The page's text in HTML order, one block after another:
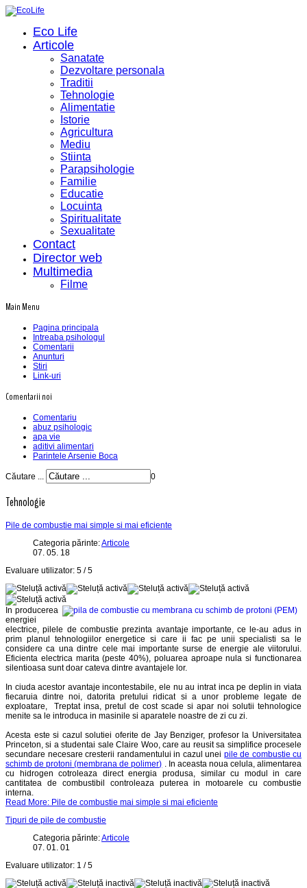
Eco Life
Articole
Sanatate
Dezvoltare personala
Traditii
Tehnologie
Alimentatie
Istorie
Agricultura
Mediu
Stiinta
Parapsihologie
Familie
Educatie
Locuinta
Spiritualitate
Sexualitate
Contact
Director web
Multimedia
Filme
Main Menu
Pagina principala
Intreaba psihologul
Comentarii
Anunturi
Stiri
Link-uri
Comentarii noi
Comentariu
abuz psihologic
apa vie
aditivi alimentari
Parintele Arsenie Boca
Căutare ... 0
Tehnologie
Pile de combustie mai simple si mai eficiente
Categoria părinte:Articole
07. 05. 18
Evaluare utilizator: 5 /5
In producerea
energiei
electrice, pilele de combustie prezinta avantaje importante, ce le-au adus in
prim planul tehnologiilor energetice si care ii fac pe unii specialisti sa le
considere ca una dintre cele mai importante surse de energie ale viitorului.
Eficienta electrica marita (peste 40%), poluarea aproape nula si functionarea
silentioasa sunt doar cateva dintre avantajele lor.
In ciuda acestor avantaje incontestabile, ele nu au intrat inca pe deplin in viata
fiecaruia dintre noi, datorita pretului ridicat si a unor probleme legate de
exploatare, Treptat insa, pretul de cost scade si apar noi solutii tehnologice
menite sa le introduca in masinile si aparatele noastre de zi cu zi.
Acesta este si cazul solutiei oferite de Jay Benziger, profesor la Universitatea
Princeton, si a studentai sale Claire Woo, care au reusit sa simplifice procesele
secundare necesare cresterii randamentului in cazul unei pile de combustie cu
schimb de protoni (membrana de polimer) . In aceasta noua celula, alimentarea
cu hidrogen cotroleaza direct energia produsa, similar cu modul in care
cantitatea de combustibil controleaza puterea in motoarele cu combustie
interna.
Read More: Pile de combustie mai simple si mai eficiente
Tipuri de pile de combustie
Categoria părinte:Articole
07. 01. 01
Evaluare utilizator: 1 /5